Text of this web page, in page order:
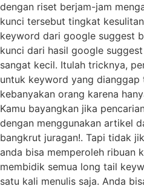
dengan riset berjam-jam
kunci tersebut tingkat
keyword dari google suggest
kunci dari hasil google
sangat kecil. Itulah tricknya,
untuk keyword yang dianggap
kebanyakan orang karena
Kamu bayangkan jika
dengan menggunakan artikel
bangkrut juragan!. Tapi tidak
anda bisa memperoleh ribuan
membidik semua long tail
satu kali menulis saja. Anda